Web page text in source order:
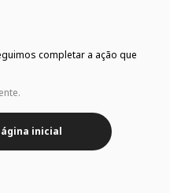
completar a ação que
inicial